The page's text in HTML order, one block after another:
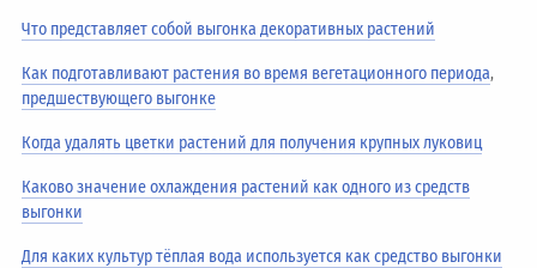
Что представляет собой выгонка декоративных растений
Как подготавливают растения во время вегетационного периода,
предшествующего выгонке
Когда удалять цветки растений для получения крупных луковиц
Каково значение охлаждения растений как одного из средств
выгонки
Для каких культур тёплая вода используется как средство выгонки